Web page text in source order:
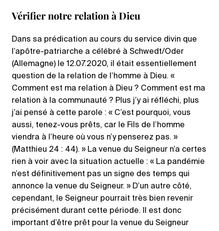
Vérifier notre relation à Dieu
Dans sa prédication au cours du service divin que
l’apôtre-patriarche a célébré à Schwedt/Oder
(Allemagne) le 12.07.2020, il était essentiellement
question de la relation de l’homme à Dieu. «
Comment est ma relation à Dieu ? Comment est ma
relation à la communauté ? Plus j’y ai réfléchi, plus
j’ai pensé à cette parole : « C’est pourquoi, vous
aussi, tenez-vous prêts, car le Fils de l’homme
viendra à l’heure où vous n’y penserez pas. »
(Matthieu 24 : 44). » La venue du Seigneur n’a certes
rien à voir avec la situation actuelle : « La pandémie
n’est définitivement pas un signe des temps qui
annonce la venue du Seigneur. » D’un autre côté,
cependant, le Seigneur pourrait très bien revenir
précisément durant cette période. Il est donc
important d’être prêt pour la venue du Seigneur